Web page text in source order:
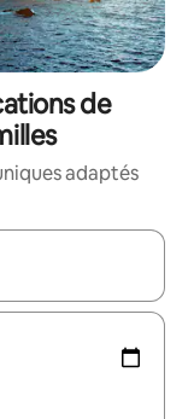
de
adaptés
les flèches vers le